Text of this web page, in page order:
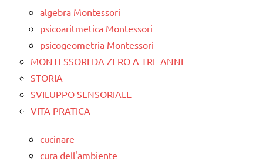
algebra Montessori
psicoaritmetica Montessori
psicogeometria Montessori
MONTESSORI DA ZERO A TRE ANNI
STORIA
SVILUPPO SENSORIALE
VITA PRATICA
cucinare
cura dell'ambiente